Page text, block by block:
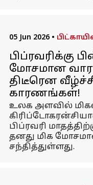
05 Jun 2026 •
பிப்ரவரிக்கு
மோசமான
திடீரென
காரணங்கள்!
உலக அளவில்
பிப்ரவரி
தனது மிக
சந்தித்துள்ளது.